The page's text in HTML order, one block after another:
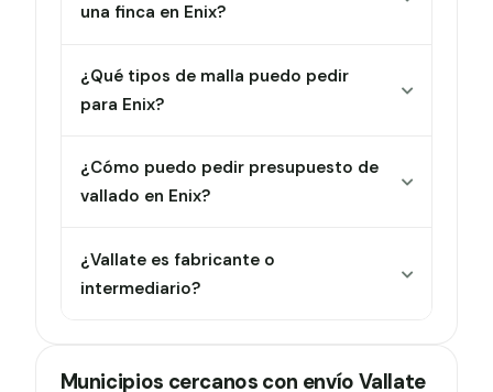
una finca en Enix?
¿Qué tipos de malla puedo pedir
para Enix?
¿Cómo puedo pedir presupuesto de
vallado en Enix?
¿Vallate es fabricante o
intermediario?
Municipios cercanos con envío Vallate